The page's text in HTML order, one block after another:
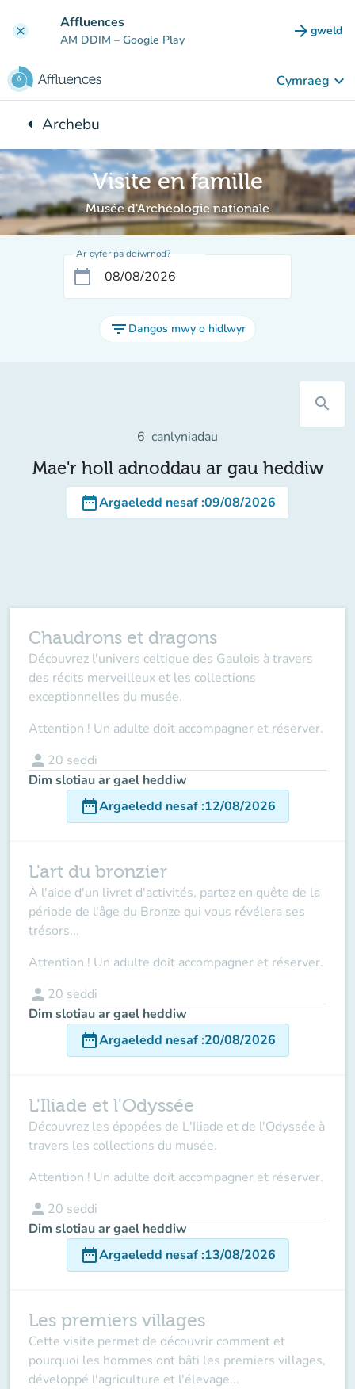
clear Affluences
AM DDIM – Google Play arrow_forward gweld
(tab
Cymraeg keyboard_arrow_down
arrow_leftYn ôl i:
Archebu
Visite en famille
Musée d'Archéologie nationale
Ar gyfer pa ddiwrnod?
calendar_today
filter_list Dangos mwy o hidlwyr
search
6 canlyniadau
Mae'r holl adnoddau ar gau heddiw
date_rangeArgaeledd nesaf:09/08/2026
Chaudrons et dragons
Découvrez l'univers celtique des Gaulois à travers
des récits merveilleux et les collections
exceptionnelles du musée.
Attention ! Un adulte doit accompagner et réserver.
person 20 seddi
Dim slotiau ar gael heddiw
date_rangeArgaeledd nesaf:12/08/2026
L'art du bronzier
À l'aide d'un livret d'activités, partez en quête de la
période de l'âge du Bronze qui vous révélera ses
trésors...
Attention ! Un adulte doit accompagner et réserver.
person 20 seddi
Dim slotiau ar gael heddiw
date_rangeArgaeledd nesaf:20/08/2026
L'Iliade et l'Odyssée
Découvrez les épopées de L'Iliade et de l'Odyssée à
travers les collections du musée.
Attention ! Un adulte doit accompagner et réserver.
person 20 seddi
Dim slotiau ar gael heddiw
date_rangeArgaeledd nesaf:13/08/2026
Les premiers villages
Cette visite permet de découvrir comment et
pourquoi les hommes ont bâti les premiers villages,
développé l'agriculture et l'élevage...